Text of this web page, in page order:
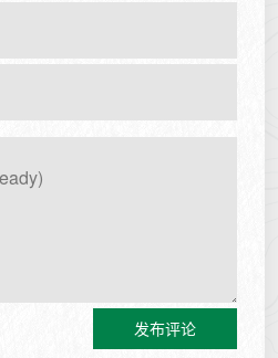
发布评论